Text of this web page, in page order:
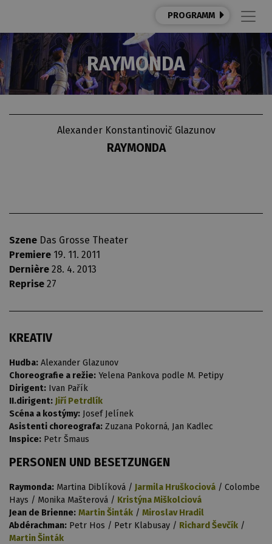
PROGRAMM
RAYMONDA
Alexander Konstantinovič Glazunov
RAYMONDA
Szene Das Grosse Theater
Premiere 19. 11. 2011
Dernière 28. 4. 2013
Reprise 27
KREATIV
Hudba: Alexander Glazunov
Choreografie a režie: Yelena Pankova podle M. Petipy
Dirigent: Ivan Pařík
II.dirigent: Jiří Petrdlík
Scéna a kostýmy: Josef Jelínek
Asistenti choreografa: Zuzana Pokorná, Jan Kadlec
Inspice: Petr Šmaus
PERSONEN UND BESETZUNGEN
Raymonda: Martina Diblíková / Jarmila Hruškociová / Colombe
Hays / Monika Mašterová / Kristýna Miškolciová
Jean de Brienne: Martin Šinták / Miroslav Hradil
Abdérachman: Petr Hos / Petr Klabusay / Richard Ševčík /
Martin Šinták